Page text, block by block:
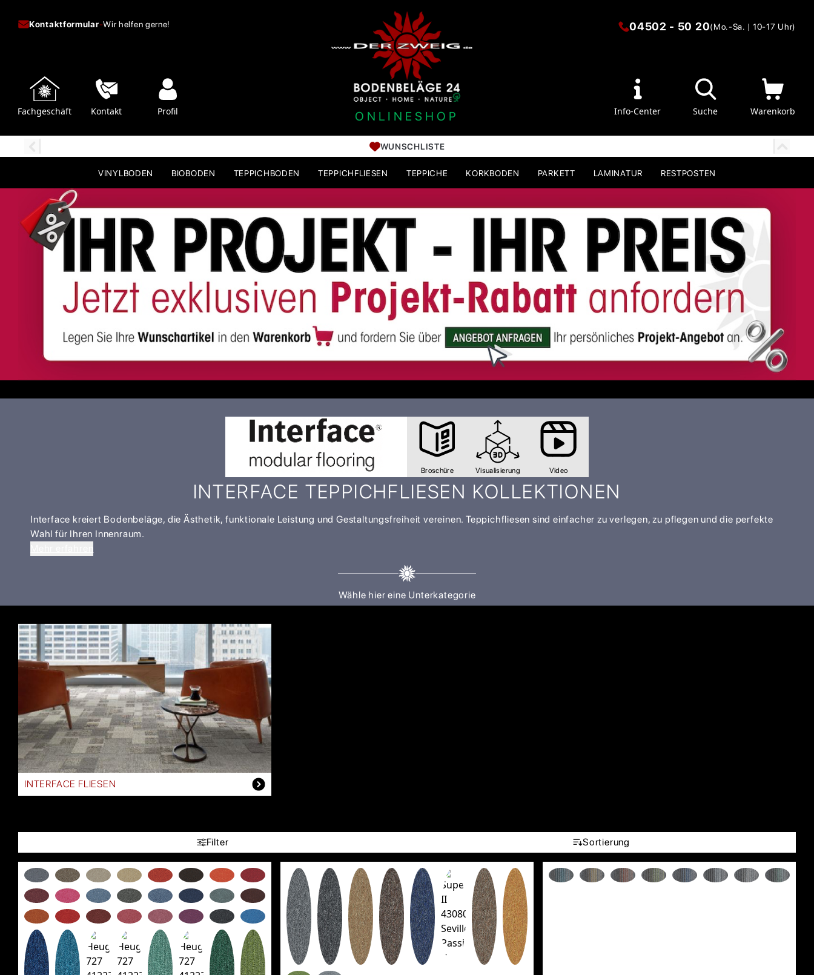
Kontaktformular-Wir helfen gerne!
Fachgeschäft Kontakt Profil ONLINESHOP
04502 - 50 20(Mo.-Sa. | 10-17 Uhr)
Info-Center Suche Warenkorb
WUNSCHLISTE
VINYLBODEN BIOBODEN TEPPICHBODEN TEPPICHFLIESEN TEPPICHE KORKBODEN PARKETT LAMINATUR RESTPOSTEN
Broschüre Visualisierung Video
INTERFACE TEPPICHFLIESEN KOLLEKTIONEN
Interface kreiert Bodenbeläge, die Ästhetik, funktionale Leistung und Gestaltungsfreiheit vereinen. Teppichfliesen sind einfacher zu verlegen, zu pflegen und die perfekte
Wahl für Ihren Innenraum.​
Wähle hier eine Unterkategorie
INTERFACE FLIESEN
Filter Sortierung